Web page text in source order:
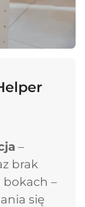
–
brak
–
się